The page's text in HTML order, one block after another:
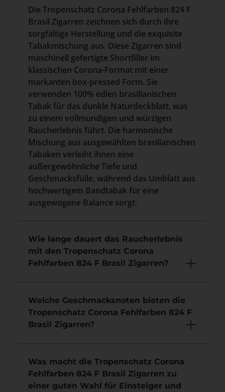
Die Tropenschatz Corona Fehlfarben 824 F
Brasil Zigarren zeichnen sich durch ihre
sorgfältige Herstellung und die exquisite
Tabakmischung aus. Diese Zigarren sind
maschinell gefertigte Shortfiller im
klassischen Corona-Format mit einer
markanten box-pressed Form. Sie
verwenden 100% edlen brasilianischen
Tabak für das dunkle Naturdeckblatt, was
zu einem vollmundigen und würzigen
Raucherlebnis führt. Die harmonische
Mischung aus ausgewählten brasilianischen
Tabaken verleiht ihnen eine
außergewöhnliche Tiefe und
Geschmacksfülle, während das Umblatt aus
hochwertigem Bandtabak für eine
ausgewogene Balance sorgt.
Wie lange dauert das Raucherlebnis
mit den Tropenschatz Corona
Fehlfarben 824 F Brasil Zigarren?
Welche Geschmacksnoten bieten die
Tropenschatz Corona Fehlfarben 824 F
Brasil Zigarren?
Was macht die Tropenschatz Corona
Fehlfarben 824 F Brasil Zigarren zu
einer guten Wahl für Einsteiger und